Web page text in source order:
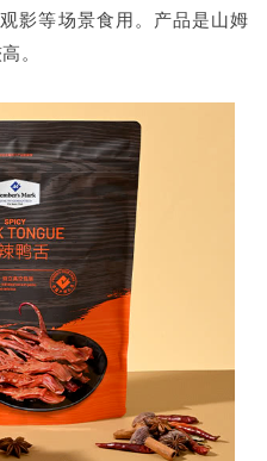
影等场景食用。产品是山姆
。